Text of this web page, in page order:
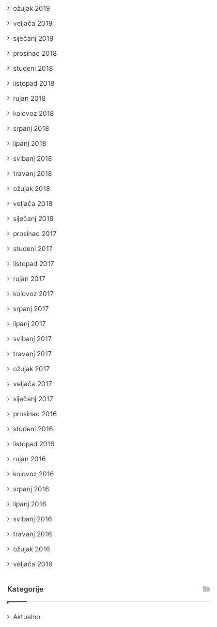
ožujak 2019
veljača 2019
siječanj 2019
prosinac 2018
studeni 2018
listopad 2018
rujan 2018
kolovoz 2018
srpanj 2018
lipanj 2018
svibanj 2018
travanj 2018
ožujak 2018
veljača 2018
siječanj 2018
prosinac 2017
studeni 2017
listopad 2017
rujan 2017
kolovoz 2017
srpanj 2017
lipanj 2017
svibanj 2017
travanj 2017
ožujak 2017
veljača 2017
siječanj 2017
prosinac 2016
studeni 2016
listopad 2016
rujan 2016
kolovoz 2016
srpanj 2016
lipanj 2016
svibanj 2016
travanj 2016
ožujak 2016
veljača 2016
Kategorije
Aktualno